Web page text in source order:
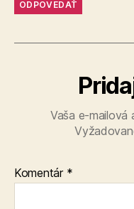
ODPOVEDAŤ
Vaša e-mailová
Komentár *